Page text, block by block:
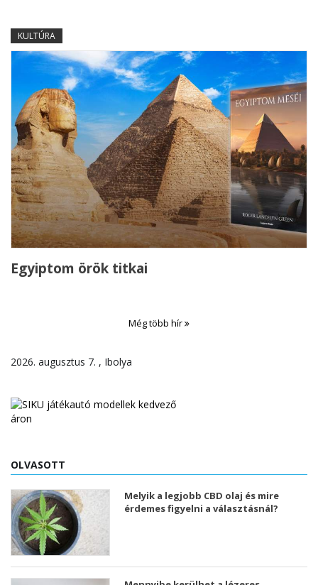
KULTÚRA
Egyiptom örök titkai
Még több hír
2026. augusztus 7. , Ibolya
OLVASOTT
Melyik a legjobb CBD olaj és mire
érdemes figyelni a választásnál?